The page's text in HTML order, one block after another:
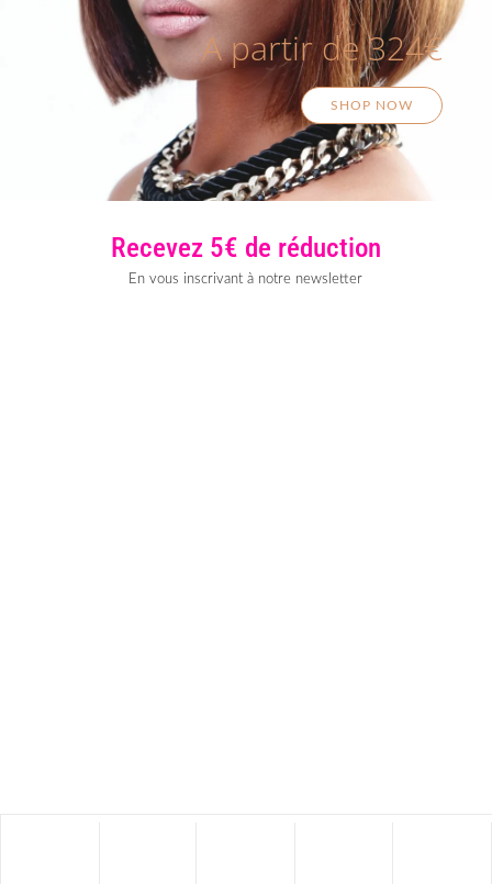
A partir de 324€
SHOP NOW
Recevez 5€ de réduction
En vous inscrivant à notre newsletter